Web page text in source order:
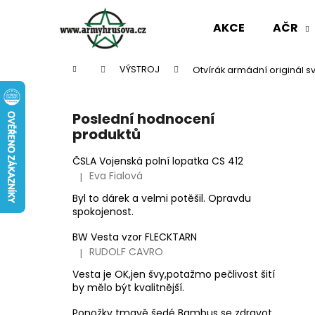
AKCE AČR
Domů VÝSTROJ Otvírák armádní originál
Poslední hodnocení
produktů
ČSLA Vojenská polní lopatka CS 412
Hodnocení produktu je 5 z 5 hvězdiček.
| Eva Fialová
Byl to dárek a velmi potěšil. Opravdu
spokojenost.
BW Vesta vzor FLECKTARN
Hodnocení produktu je 3 z 5 hvězdiček.
| RUDOLF CAVRO
Vesta je OK,jen švy,potažmo pečlivost šití
by mělo být kvalitnější.
k
Zpět
Zpět